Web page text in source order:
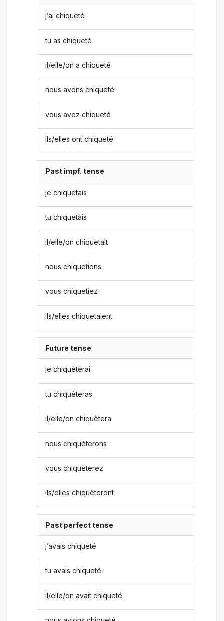
j’ai chiqueté
tu as chiqueté
il/elle/on a chiqueté
nous avons chiqueté
vous avez chiqueté
ils/elles ont chiqueté
Past impf. tense
je chiquetais
tu chiquetais
il/elle/on chiquetait
nous chiquetions
vous chiquetiez
ils/elles chiquetaient
Future tense
je chiquèterai
tu chiquèteras
il/elle/on chiquètera
nous chiquèterons
vous chiquèterez
ils/elles chiquèteront
Past perfect tense
j’avais chiqueté
tu avais chiqueté
il/elle/on avait chiqueté